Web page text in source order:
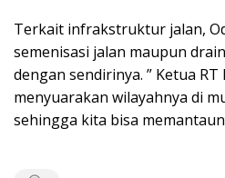
Terkait infrakstruktur jalan,
semenisasi jalan maupun
dengan sendirinya. ” Ketua
menyuarakan wilayahnya di
sehingga kita bisa